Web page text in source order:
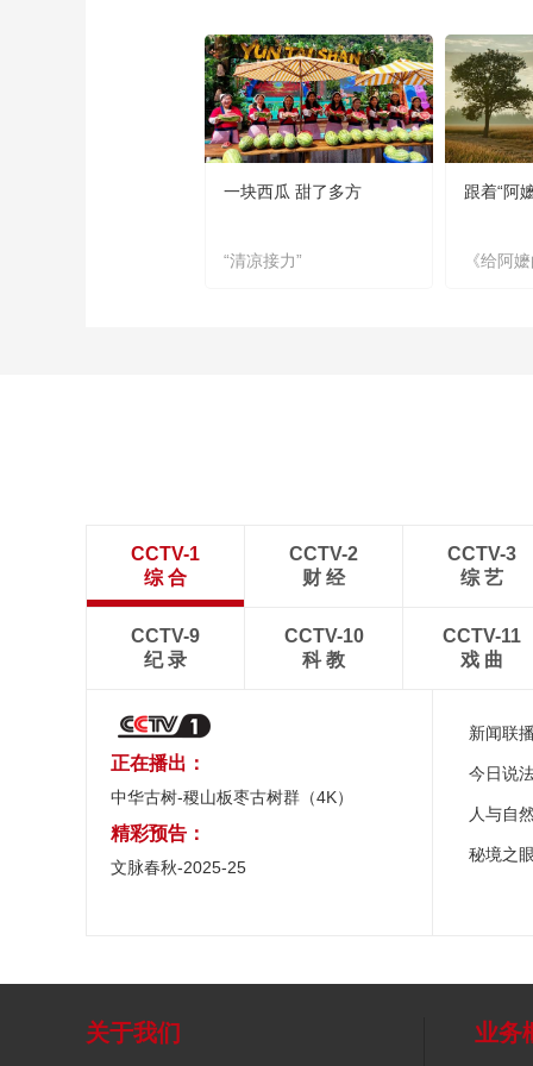
一块西瓜 甜了多方
“清凉接力”
跟着“阿
《给阿
CCTV-1
综 合
CCTV-2
财 经
CCTV-3
综 艺
CCTV-9
纪 录
CCTV-10
科 教
CCTV-11
戏 曲
正在播出：
中华古树-稷山板枣古树群（4K）
精彩预告：
文脉春秋-2025-25
新闻联
今日说
人与自
秘境之
关于我们 业务